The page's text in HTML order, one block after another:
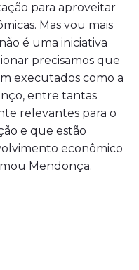
para aproveitar
Mas vou mais
é uma iniciativa
precisamos que
executados como a
entre tantas
relevantes para o
e que estão
econômico
Mendonça.